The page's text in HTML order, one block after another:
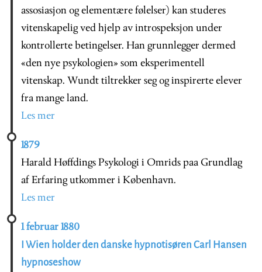
assosiasjon og elementære følelser) kan studeres
vitenskapelig ved hjelp av introspeksjon under
kontrollerte betingelser. Han grunnlegger dermed
«den nye psykologien» som eksperimentell
vitenskap. Wundt tiltrekker seg og inspirerte elever
fra mange land.
Les mer
1879
Harald Høffdings Psykologi i Omrids paa Grundlag
af Erfaring utkommer i København.
Les mer
1 februar 1880
I Wien holder den danske hypnotisøren Carl Hansen
hypnoseshow